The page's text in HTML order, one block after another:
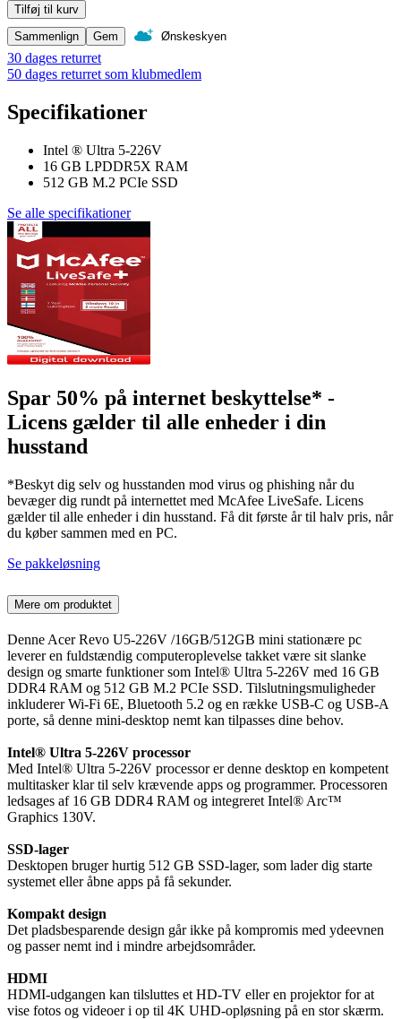
Tilføj til kurv
Sammenlign
Gem Ønskeskyen
30 dages returret
50 dages returret som klubmedlem
Specifikationer
Intel ® Ultra 5-226V
16 GB LPDDR5X RAM
512 GB M.2 PCIe SSD
Se alle specifikationer
Spar 50% på internet beskyttelse* -
Licens gælder til alle enheder i din
husstand
*Beskyt dig selv og husstanden mod virus og phishing når du
bevæger dig rundt på internettet med McAfee LiveSafe. Licens
gælder til alle enheder i din husstand. Få dit første år til halv pris, når
du køber sammen med en PC.
Se pakkeløsning
Mere om produktet
Denne Acer Revo U5-226V /16GB/512GB mini stationære pc
leverer en fuldstændig computeroplevelse takket være sit slanke
design og smarte funktioner som Intel® Ultra 5-226V med 16 GB
DDR4 RAM og 512 GB M.2 PCIe SSD. Tilslutningsmuligheder
inkluderer Wi-Fi 6E, Bluetooth 5.2 og en række USB-C og USB-A
porte, så denne mini-desktop nemt kan tilpasses dine behov.
Intel® Ultra 5-226V processor
Med Intel® Ultra 5-226V processor er denne desktop en kompetent
multitasker klar til selv krævende apps og programmer. Processoren
ledsages af 16 GB DDR4 RAM og integreret Intel® Arc™
Graphics 130V.
SSD-lager
Desktopen bruger hurtig 512 GB SSD-lager, som lader dig starte
systemet eller åbne apps på få sekunder.
Kompakt design
Det pladsbesparende design går ikke på kompromis med ydeevnen
og passer nemt ind i mindre arbejdsområder.
HDMI
HDMI-udgangen kan tilsluttes et HD-TV eller en projektor for at
vise fotos og videoer i op til 4K UHD-opløsning på en stor skærm.